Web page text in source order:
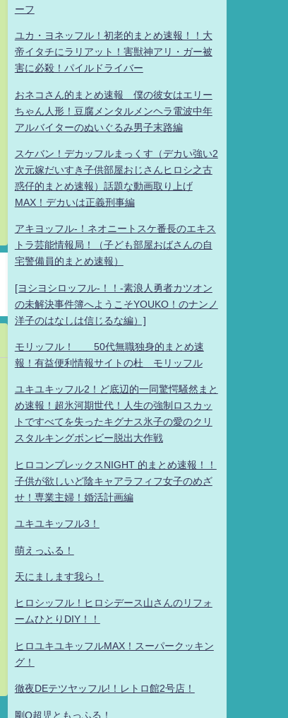
ーフ
ユカ・ヨネッフル！初老的まとめ速報！！大
帝イタチにラリアット！害獣神アリ・ガー被
害に必殺！パイルドライバー
おネコさん的まとめ速報 僕の彼女はエリー
ちゃん人形！豆腐メンタルメンヘラ電波中年
アルバイターのぬいぐるみ男子末路編
スケバン！デカッフルまっくす（デカい強い2
次元嫁だいすき子供部屋おじさんヒロシ之古
惑仔的まとめ速報）話題な動画取り上げ
MAX！デカいは正義刑事編
アキヨッフル-！ネオニートスケ番長のエキス
トラ芸能情報局！（子ども部屋おばさんの自
宅警備員的まとめ速報）
[ヨシヨシロッフル-！！-素浪人勇者カツオン
の未解決事件簿へようこそYOUKO！のナンノ
洋子のはなしは信じるな編）]
モリッフル！ 50代無職独身的まとめ速
報！有益便利情報サイトの杜 モリッフル
ユキユキッフル2！ど底辺的一同驚愕騒然まと
め速報！超氷河期世代！人生の強制ロスカッ
トですべてを失ったキグナス氷子の愛のクリ
スタルキングボンビー脱出大作戦
ヒロコンプレックスNIGHT 的まとめ速報！！
子供が欲しいど陰キャアラフィフ女子のめざ
せ！専業主婦！婚活計画編
ユキユキッフル3！
萌えっふる！
天にまします我ら！
ヒロシッフル！ヒロシデース山さんのリフォ
ームひとりDIY！！
ヒロユキユキッフルMAX！スーパークッキン
グ！
徹夜DEテツヤッフル!！レトロ館2号店！
剛Q超児ともっふる！